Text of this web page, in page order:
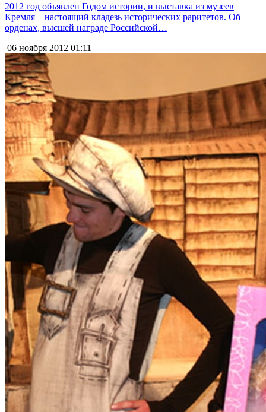
2012 год объявлен Годом истории, и выставка из музеев
Кремля – настоящий кладезь исторических раритетов. Об
орденах, высшей награде Российской…
06 ноября 2012 01:11